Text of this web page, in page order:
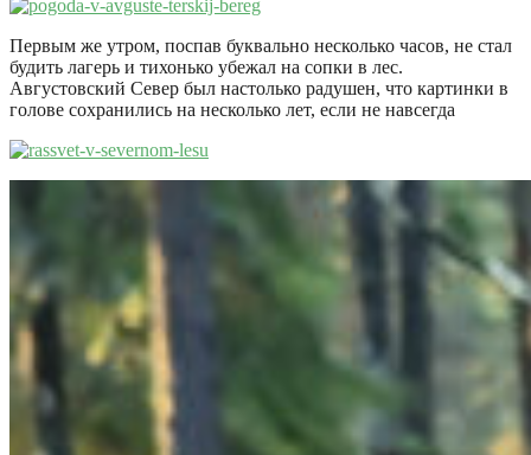
Первым же утром, поспав буквально несколько часов, не стал
будить лагерь и тихонько убежал на сопки в лес.
Августовский Север был настолько радушен, что картинки в
голове сохранились на несколько лет, если не навсегда